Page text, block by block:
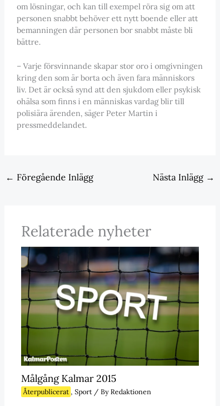
om lösningar, och kan till exempel röra sig om att
personen snabbt behöver ett nytt boende eller att
bemanningen där personen bor snabbt måste bli
bättre.
– Varje försvinnande skapar stor oro i omgivningen
kring den som är borta och även fara människors
liv. Det är också synd att den sjukdom eller psykisk
ohälsa som finns i en människas vardag blir till
polisiära ärenden, säger Peter Martin i
pressmeddelandet.
← Föregående Inlägg Nästa Inlägg →
Relaterade nyheter
Målgång Kalmar 2015
Återpublicerat , Sport/ ByRedaktionen